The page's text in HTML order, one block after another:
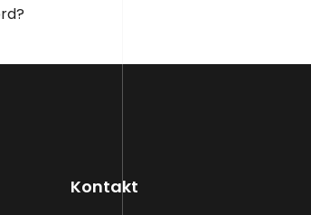
Kontakt